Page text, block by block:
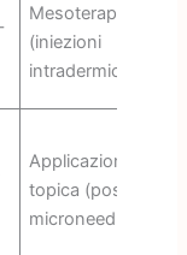
Mesoterapia
(iniezioni
intradermiche)
Applicazione
topica (post-
microneedling)